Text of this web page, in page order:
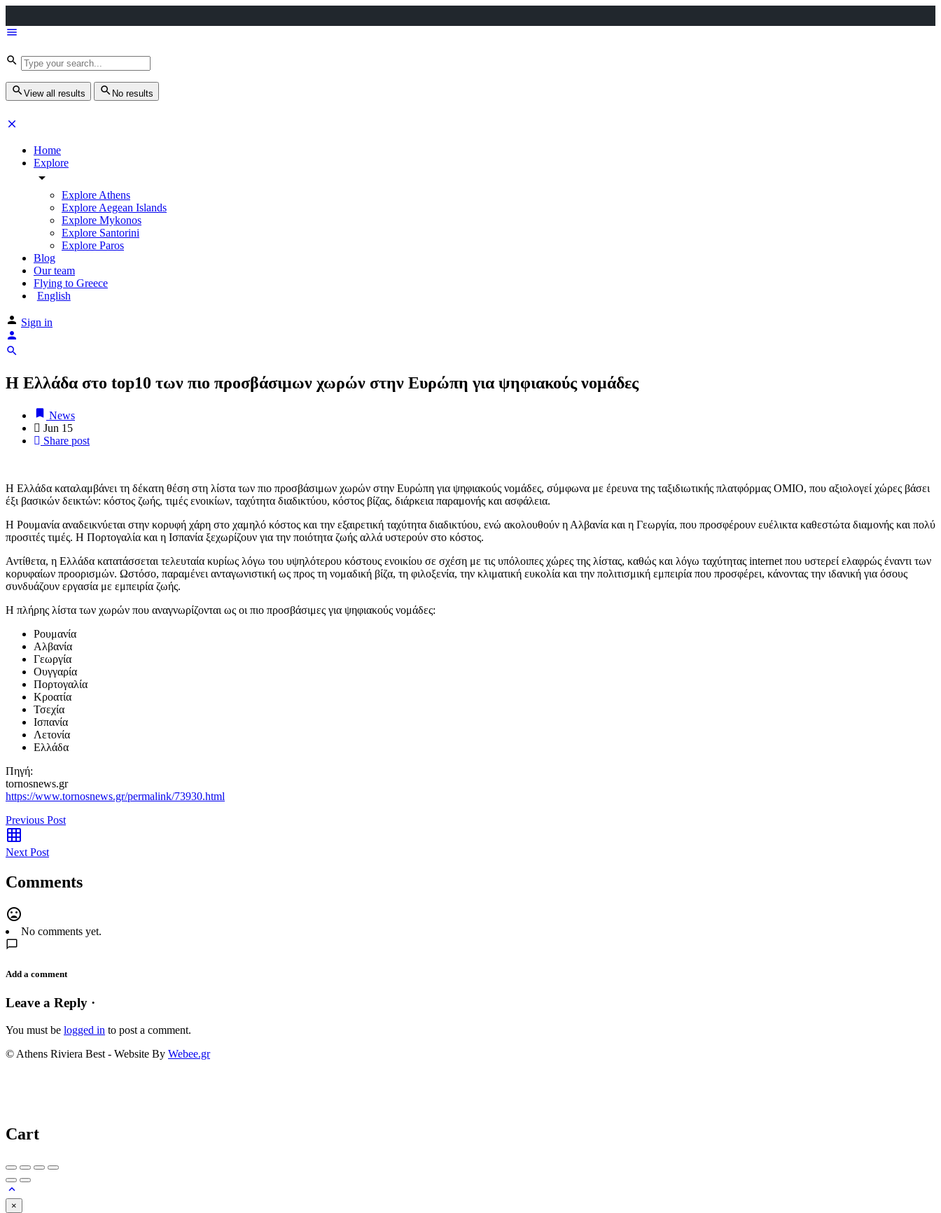
View all results No results
Home
Explore
Explore Athens
Explore Aegean Islands
Explore Mykonos
Explore Santorini
Explore Paros
Blog
Our team
Flying to Greece
English
Sign in
Η Ελλάδα στο top10 των πιο προσβάσιμων χωρών στην Ευρώπη για ψηφιακούς νομάδες
News
Jun 15
Share post
Η Ελλάδα καταλαμβάνει τη δέκατη θέση στη λίστα των πιο προσβάσιμων χωρών στην Ευρώπη για ψηφιακούς νομάδες, σύμφωνα με έρευνα της ταξιδιωτικής πλατφόρμας OMIO, που αξιολογεί χώρες βάσει
έξι βασικών δεικτών: κόστος ζωής, τιμές ενοικίων, ταχύτητα διαδικτύου, κόστος βίζας, διάρκεια παραμονής και ασφάλεια.
Η Ρουμανία αναδεικνύεται στην κορυφή χάρη στο χαμηλό κόστος και την εξαιρετική ταχύτητα διαδικτύου, ενώ ακολουθούν η Αλβανία και η Γεωργία, που προσφέρουν ευέλικτα καθεστώτα διαμονής και πολύ
προσιτές τιμές. Η Πορτογαλία και η Ισπανία ξεχωρίζουν για την ποιότητα ζωής αλλά υστερούν στο κόστος.
Αντίθετα, η Ελλάδα κατατάσσεται τελευταία κυρίως λόγω του υψηλότερου κόστους ενοικίου σε σχέση με τις υπόλοιπες χώρες της λίστας, καθώς και λόγω ταχύτητας internet που υστερεί ελαφρώς έναντι των
κορυφαίων προορισμών. Ωστόσο, παραμένει ανταγωνιστική ως προς τη νομαδική βίζα, τη φιλοξενία, την κλιματική ευκολία και την πολιτισμική εμπειρία που προσφέρει, κάνοντας την ιδανική για όσους
συνδυάζουν εργασία με εμπειρία ζωής.
Η πλήρης λίστα των χωρών που αναγνωρίζονται ως οι πιο προσβάσιμες για ψηφιακούς νομάδες:
Ρουμανία
Αλβανία
Γεωργία
Ουγγαρία
Πορτογαλία
Κροατία
Τσεχία
Ισπανία
Λετονία
Ελλάδα
Πηγή:
tornosnews.gr
https://www.tornosnews.gr/permalink/73930.html
Previous Post
Next Post
Comments
No comments yet.
Add a comment
Leave a Reply ·
You must be logged in to post a comment.
© Athens Riviera Best - Website By Webee.gr
Cart
×